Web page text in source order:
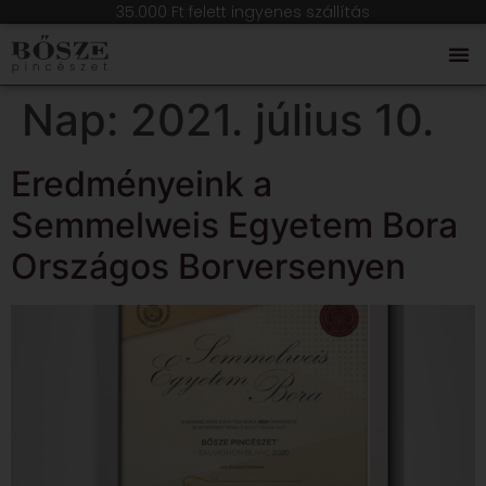
35.000 Ft felett ingyenes szállítás
Nap: 2021. július 10.
Eredményeink a
Semmelweis Egyetem Bora
Országos Borversenyen